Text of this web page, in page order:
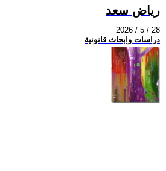
رياض سعد
2026 / 5 / 28
دراسات وابحاث قانونية